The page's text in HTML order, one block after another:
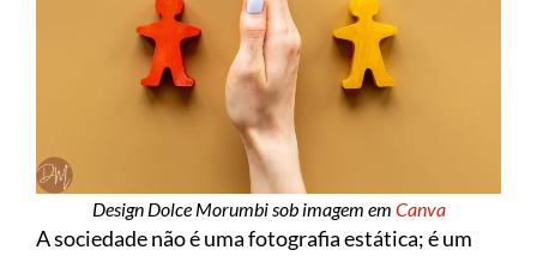
Design Dolce Morumbi sob imagem em Canva
A sociedade não é uma fotografia estática; é um